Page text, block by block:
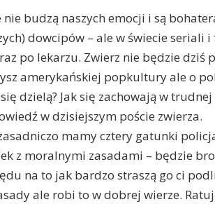
nie budzą naszych emocji i są
dowcipów – ale w świecie seriali
po lekarzu. Zwierz nie będzie dziś
amerykańskiej popkultury ale o
dzielą? Jak się zachowają w
w dzisiejszym poście zwierza.
mamy cztery gatunki
z moralnymi zasadami – będzie
na to jak bardzo straszą go ci
ale robi to w dobrej wierze.